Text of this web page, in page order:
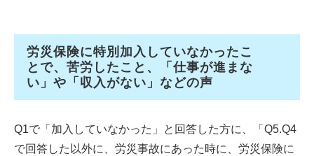
労災保険に特別加入していなかったこ
とで、苦労したこと、「仕事が進まな
い」や「収入がない」などの声
Q1で「加入していなかった」と回答した方に、「Q5.Q4
で回答した以外に、労災事故にあった時に、労災保険に